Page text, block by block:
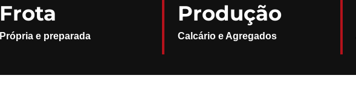
Frota
Própria e preparada
Produção
Calcário e Agregados